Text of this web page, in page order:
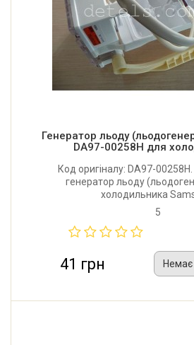
Генератор льоду
DA97-00258H для
Код оригіналу: DA97-
генератор льоду
холодильника
5
41 грн Немає